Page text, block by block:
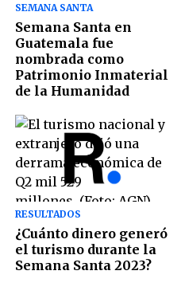
SEMANA SANTA
Semana Santa en
Guatemala fue
nombrada como
Patrimonio Inmaterial
de la Humanidad
RESULTADOS
¿Cuánto dinero generó
el turismo durante la
Semana Santa 2023?